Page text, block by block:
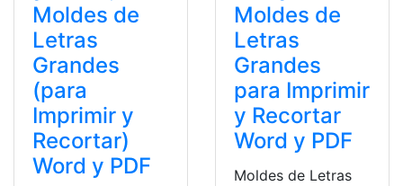
Moldes de
Letras
Grandes
(para
Imprimir y
Recortar)
Word y PDF
Moldes de
Letras
Grandes
para Imprimir
y Recortar
Word y PDF
Moldes de Letras